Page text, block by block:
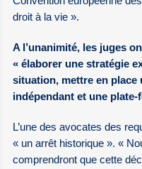
droit à la vie ».
A l’unanimité, les juges
« élaborer une stratégie
situation, mettre en place
indépendant et une
L’une des avocates des
« un arrêt historique ». «
comprendront que cette